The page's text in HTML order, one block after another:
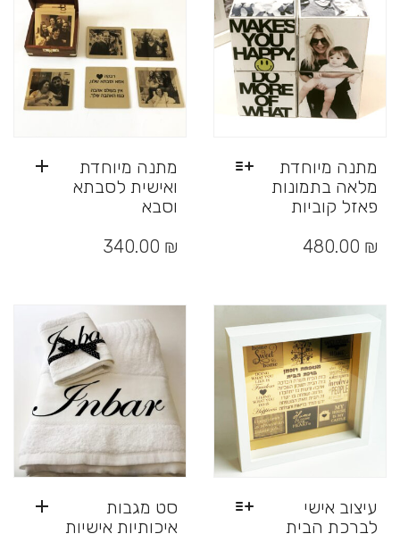
האפשרויות
בעמוד
המוצר
מתנה מיוחדת
ואישית לסבתא
וסבא
340.00 ₪
מתנה מיוחדת
מלאה בתמונות
פאזל קוביות
זה
לבחור
את
האפשרויות
בעמוד
המוצר
480.00 ₪
סט מגבות
איכותיות אישיות
עיצוב אישי
לברכת הבית